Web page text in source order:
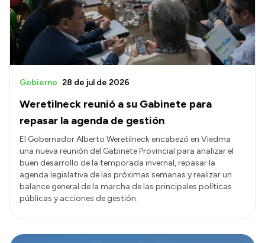
Weretilneck reunió a su Gabinete para
repasar la agenda de gestión
Gobierno 28 de jul de 2026
El Gobernador Alberto Weretilneck encabezó en Viedma
una nueva reunión del Gabinete Provincial para analizar el
buen desarrollo de la temporada invernal, repasar la
agenda legislativa de las próximas semanas y realizar un
balance general de la marcha de las principales políticas
públicas y acciones de gestión.